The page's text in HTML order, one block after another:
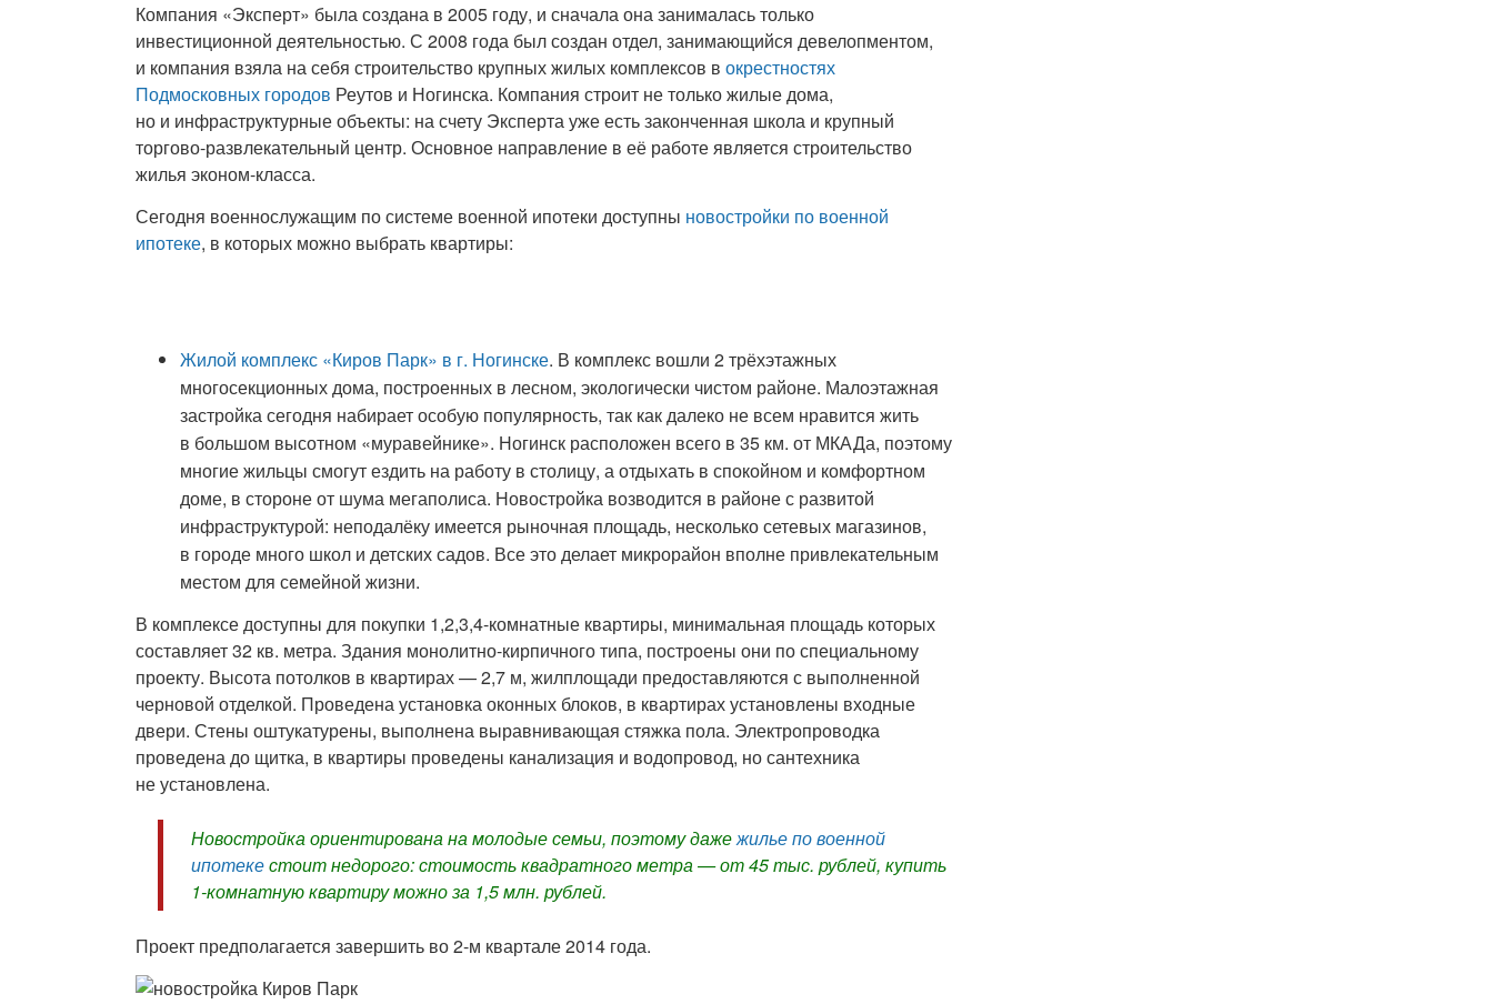
Компания «Эксперт» была создана в 2005 году, и сначала она занималась только
инвестиционной деятельностью. С 2008 года был создан отдел, занимающийся девелопментом,
и компания взяла на себя строительство крупных жилых комплексов в окрестностях
Подмосковных городов Реутов и Ногинска. Компания строит не только жилые дома,
но и инфраструктурные объекты: на счету Эксперта уже есть законченная школа и крупный
торгово-развлекательный центр. Основное направление в её работе является строительство
жилья эконом-класса.
Сегодня военнослужащим по системе военной ипотеки доступны новостройки по военной
ипотеке, в которых можно выбрать квартиры:
Жилой комплекс «Киров Парк» в г. Ногинске. В комплекс вошли 2 трёхэтажных
многосекционных дома, построенных в лесном, экологически чистом районе. Малоэтажная
застройка сегодня набирает особую популярность, так как далеко не всем нравится жить
в большом высотном «муравейнике». Ногинск расположен всего в 35 км. от МКАДа, поэтому
многие жильцы смогут ездить на работу в столицу, а отдыхать в спокойном и комфортном
доме, в стороне от шума мегаполиса. Новостройка возводится в районе с развитой
инфраструктурой: неподалёку имеется рыночная площадь, несколько сетевых магазинов,
в городе много школ и детских садов. Все это делает микрорайон вполне привлекательным
местом для семейной жизни.
В комплексе доступны для покупки 1,2,3,4-комнатные квартиры, минимальная площадь которых
составляет 32 кв. метра. Здания монолитно-кирпичного типа, построены они по специальному
проекту. Высота потолков в квартирах — 2,7 м, жилплощади предоставляются с выполненной
черновой отделкой. Проведена установка оконных блоков, в квартирах установлены входные
двери. Стены оштукатурены, выполнена выравнивающая стяжка пола. Электропроводка
проведена до щитка, в квартиры проведены канализация и водопровод, но сантехника
не установлена.
Новостройка ориентирована на молодые семьи, поэтому дажежилье по военной
ипотекестоит недорого: стоимость квадратного метра — от 45 тыс. рублей, купить
1-комнатную квартиру можно за 1,5 млн. рублей.
Проект предполагается завершить во 2-м квартале 2014 года.